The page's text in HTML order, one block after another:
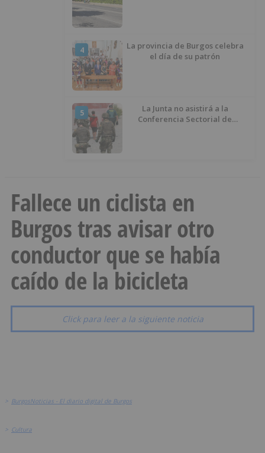
4
La provincia de Burgos celebra
el día de su patrón
5
La Junta no asistirá a la
Conferencia Sectorial de
Fallece un ciclista en
Burgos tras avisar otro
conductor que se había
caído de la bicicleta
Click para leer a la siguiente noticia
> BurgosNoticias - El diario digital de Burgos
> Cultura